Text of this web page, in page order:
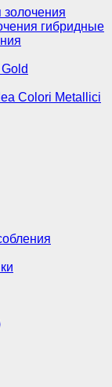
золочения
гибридные
Colori Metallici